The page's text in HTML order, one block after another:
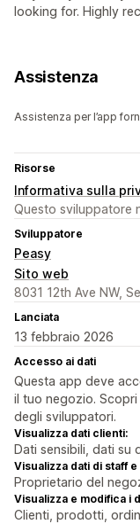
looking for. Highly
Assistenza
Assistenza per l’app
Risorse
Informativa sulla
Questo sviluppatore
Sviluppatore
Peasy
Sito web
8031 12th Ave NW,
Lanciata
13 febbraio 2026
Accesso ai dati
Questa app deve
il tuo negozio. Scopri
degli sviluppatori.
Visualizza dati clienti:
Dati sensibili, dati su
Visualizza dati di staff
Proprietario del
Visualizza e modifica i
Clienti, prodotti,